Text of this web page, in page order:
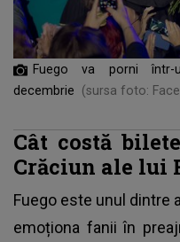
Fuego va porni
decembrie
(sursa foto:
Cât costă
Crăciun ale lui
Fuego este unul dintre
emoționa fanii în